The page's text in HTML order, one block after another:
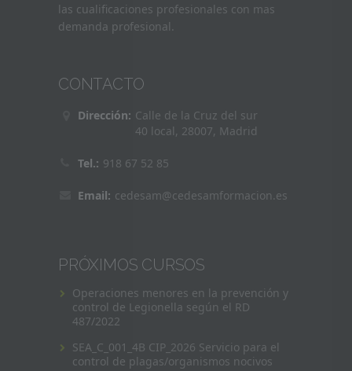
las cualificaciones profesionales con mas
demanda profesional.
CONTACTO
Dirección: Calle de la Cruz del sur
40 local, 28007, Madrid
Tel.: 918 67 52 85
Email: cedesam@cedesamformacion.es
PRÓXIMOS CURSOS
Operaciones menores en la prevención y
control de Legionella según el RD
487/2022
SEA_C_001_4B CIP_2026 Servicio para el
control de plagas/organismos nocivos